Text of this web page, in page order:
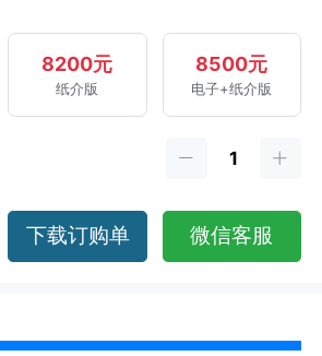
8200元
纸介版
8500元
电子+纸介版
下载订购单 微信客服